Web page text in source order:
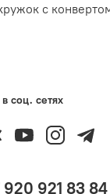
с
соц. сетях
920 921 83 84